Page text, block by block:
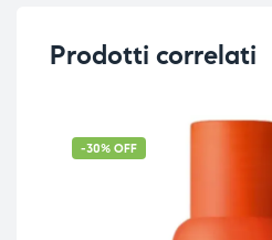
Prodotti correlati
-30% OFF